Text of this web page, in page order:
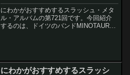
Darkness
にわかがおすすめするスラッシュ・メタ
ル・アルバムの第721回です。今回紹介
するのは、ドイツのバンドMINOTAURの
にわかがおすすめするスラッシ